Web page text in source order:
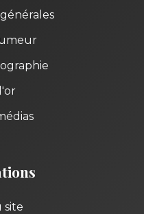
site